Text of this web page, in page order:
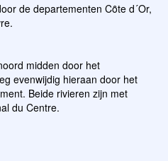
de departementen Cȏte d´Or,
midden door het
evenwijdig hieraan door het
Beide rivieren zijn met
du Centre.